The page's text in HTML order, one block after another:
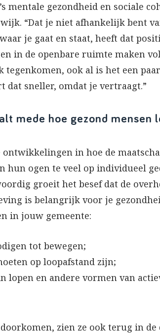
mentale gezondheid en sociale
“Dat je niet afhankelijk bent
je gaat en staat, heeft dat
in de openbare ruimte maken
ook al is het een
dat sneller, omdat je vertraagt.”
mede hoe gezond mensen
ontwikkelingen in hoe de
hun ogen te veel op individueel
groeit het besef dat de
is belangrijk voor je
in jouw gemeente:
tot bewegen;
op loopafstand zijn;
lopen en andere vormen van
zien ze ook terug in